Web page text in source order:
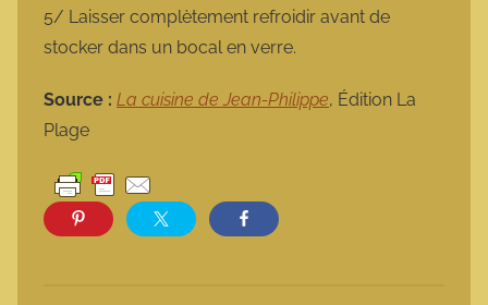
5/ Laisser complètement refroidir avant de
stocker dans un bocal en verre.
Source : La cuisine de Jean-Philippe, Édition La
Plage